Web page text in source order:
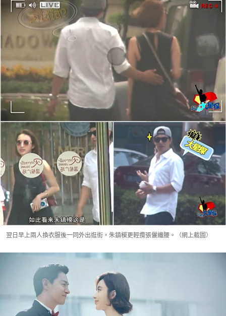
翌日早上兩人換衣服後一同外出逛街，朱鎮模更輕攬張儷纖腰。（網上截圖）